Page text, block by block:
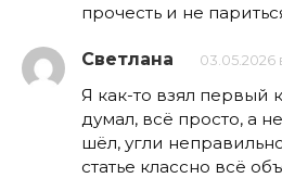
прочесть и не
Светлана 03.05.2026
Я как-то взял первый
думал, всё просто, а
шёл, угли
статье классно всё